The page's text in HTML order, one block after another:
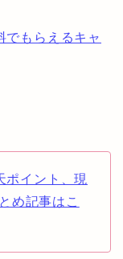
でもらえるキャ
ポイント、現
め記事はこ